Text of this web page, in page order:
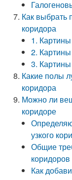
Как выбрать
коридора
1.
2.
3.
Какие полы
коридора
Можно ли
коридоре
узкого
Общие
коридоров
Как